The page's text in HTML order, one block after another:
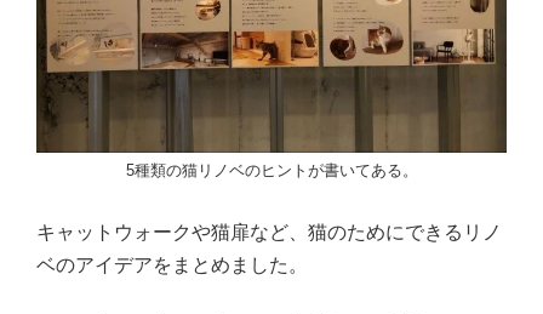
5種類の猫リノベのヒントが書いてある。
キャットウォークや猫扉など、猫のためにできるリノ
ベのアイデアをまとめました。